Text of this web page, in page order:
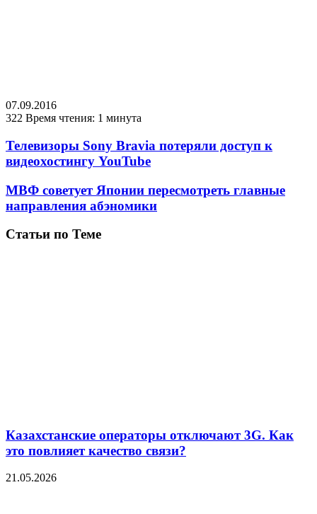
07.09.2016
322 Время чтения: 1 минута
Телевизоры Sony Bravia потеряли доступ к
видеохостингу YouTube
МВФ советует Японии пересмотреть главные
направления абэномики
Статьи по Теме
Казахстанские операторы отключают 3G. Как
это повлияет качество связи?
21.05.2026